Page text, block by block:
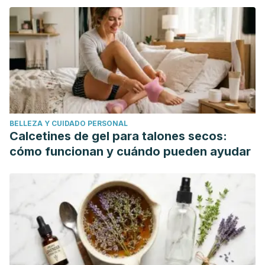
Pathogens.
Infection Control and Hospital Epidemiology
https://doi.org/10.1086/501694
BELLEZA Y CUIDADO PERSONAL
Calcetines de gel para talones secos:
cómo funcionan y cuándo pueden ayudar